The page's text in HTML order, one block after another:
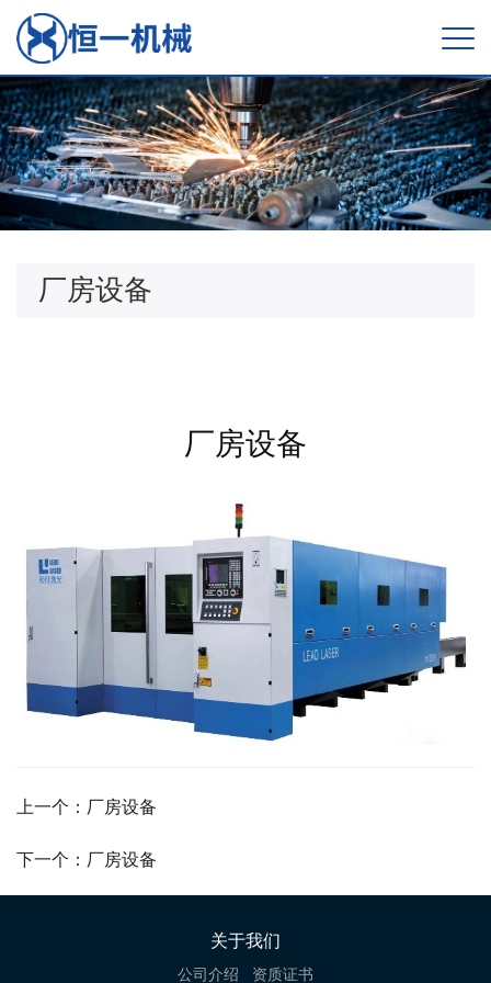
厂房设备
厂房设备
上一个：厂房设备
下一个：厂房设备
关于我们
公司介绍 资质证书